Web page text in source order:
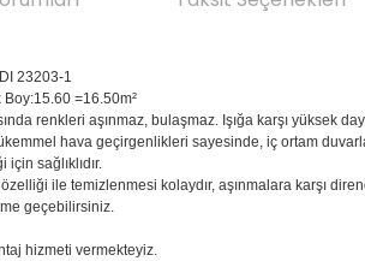
23203-1
=16.50m²
renkleri aşınmaz, bulaşmaz. Işığa karşı yüksek
hava geçirgenlikleri sayesinde, iç ortam
sağlıklıdır.
ile temizlenmesi kolaydır, aşınmalara karşı
geçebilirsiniz.
hizmeti vermekteyiz.